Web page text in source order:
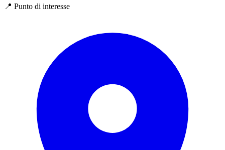
📍 Punto di interesse